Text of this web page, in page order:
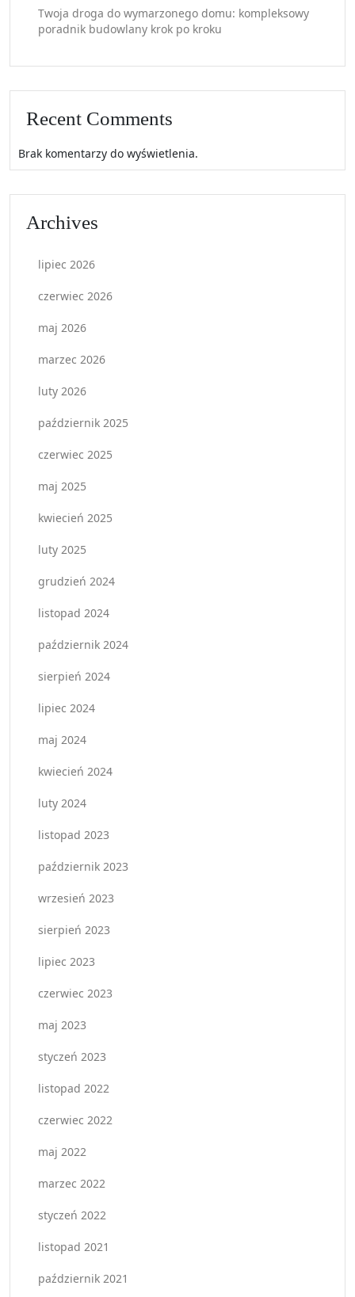
Twoja droga do wymarzonego domu: kompleksowy
poradnik budowlany krok po kroku
Recent Comments
Brak komentarzy do wyświetlenia.
Archives
lipiec 2026
czerwiec 2026
maj 2026
marzec 2026
luty 2026
październik 2025
czerwiec 2025
maj 2025
kwiecień 2025
luty 2025
grudzień 2024
listopad 2024
październik 2024
sierpień 2024
lipiec 2024
maj 2024
kwiecień 2024
luty 2024
listopad 2023
październik 2023
wrzesień 2023
sierpień 2023
lipiec 2023
czerwiec 2023
maj 2023
styczeń 2023
listopad 2022
czerwiec 2022
maj 2022
marzec 2022
styczeń 2022
listopad 2021
październik 2021